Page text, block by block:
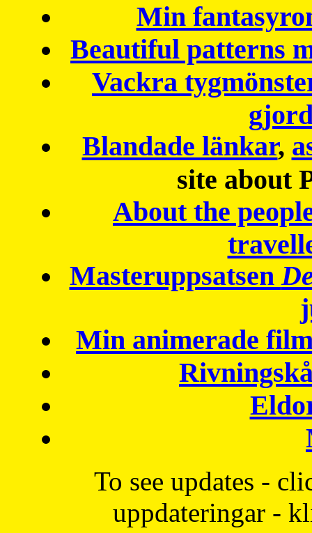
Min
Beautiful patterns
Vackra
Blandade länkar,
site about
About the
Masteruppsatsen
Min animerade
To see updates -
uppdateringar -